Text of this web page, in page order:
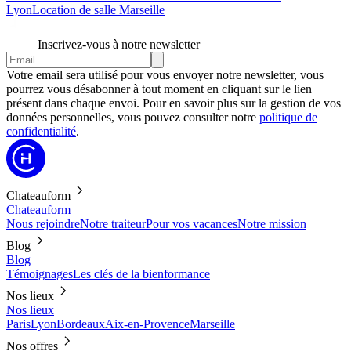
LyonLocation de salle Marseille
Inscrivez-vous à notre newsletter
Votre email sera utilisé pour vous envoyer notre newsletter, vous
pourrez vous désabonner à tout moment en cliquant sur le lien
présent dans chaque envoi. Pour en savoir plus sur la gestion de vos
données personnelles, vous pouvez consulter notre politique de
confidentialité.
Chateauform
Chateauform
Nous rejoindreNotre traiteurPour vos vacancesNotre mission
Blog
Blog
TémoignagesLes clés de la bienformance
Nos lieux
Nos lieux
ParisLyonBordeauxAix-en-ProvenceMarseille
Nos offres